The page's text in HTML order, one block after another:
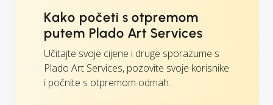
Kako početi s otpremom
putem Plado Art Services
Učitajte svoje cijene i druge sporazume s
Plado Art Services, pozovite svoje korisnike
i počnite s otpremom odmah.